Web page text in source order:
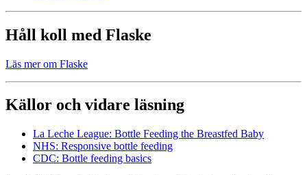
Håll koll med Flaske
Läs mer om Flaske
Källor och vidare läsning
La Leche League: Bottle Feeding the Breastfed Baby
NHS: Responsive bottle feeding
CDC: Bottle feeding basics